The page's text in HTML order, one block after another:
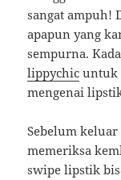
sangat ampuh!
apapun yang
sempurna.
lippychic untuk
mengenai
Sebelum
memeriksa
swipe lipstik